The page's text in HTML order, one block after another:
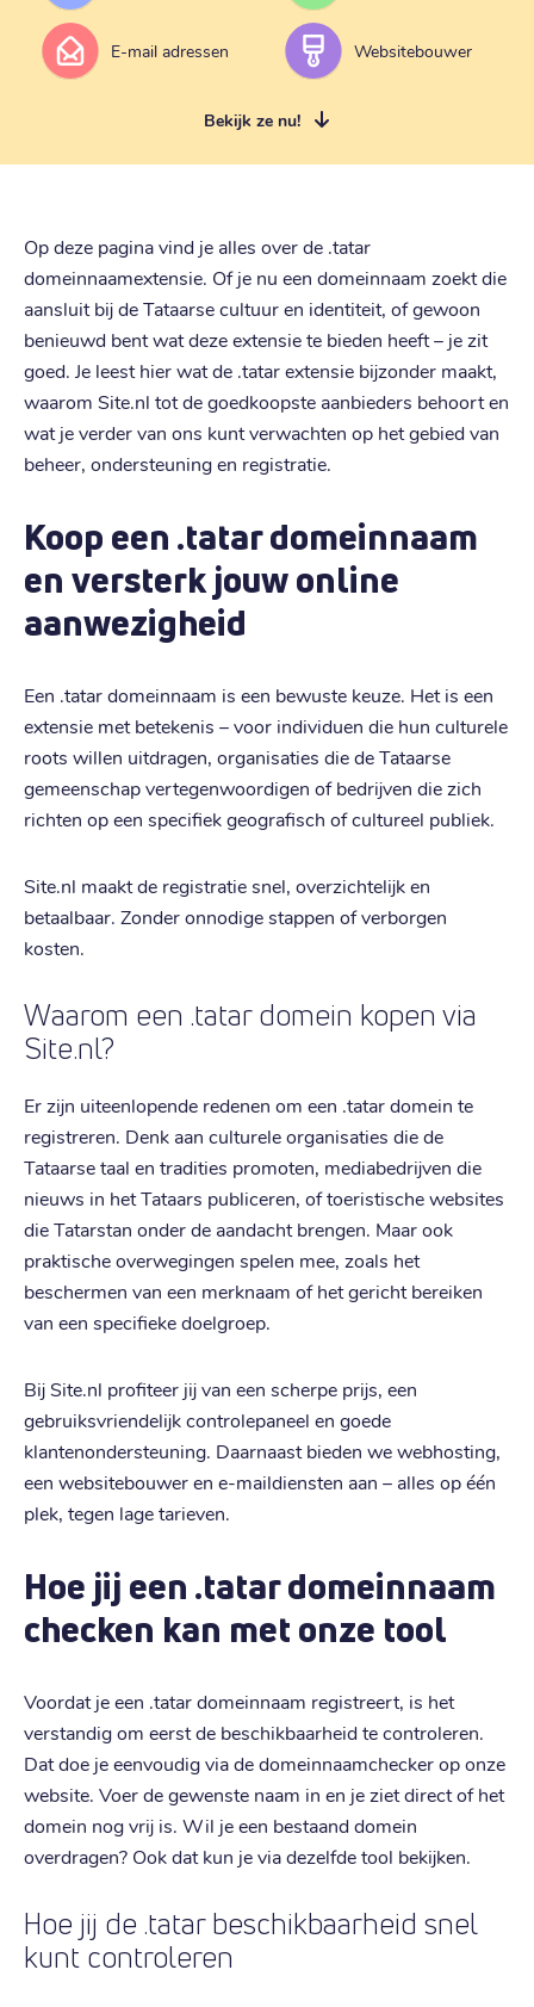
E-mail adressen Websitebouwer
Bekijk ze nu!
Op deze pagina vind je alles over de .tatar
domeinnaamextensie. Of je nu een domeinnaam zoekt die
aansluit bij de Tataarse cultuur en identiteit, of gewoon
benieuwd bent wat deze extensie te bieden heeft – je zit
goed. Je leest hier wat de .tatar extensie bijzonder maakt,
waarom Site.nl tot de goedkoopste aanbieders behoort en
wat je verder van ons kunt verwachten op het gebied van
beheer, ondersteuning en registratie.
Koop een .tatar domeinnaam
en versterk jouw online
aanwezigheid
Een .tatar domeinnaam is een bewuste keuze. Het is een
extensie met betekenis – voor individuen die hun culturele
roots willen uitdragen, organisaties die de Tataarse
gemeenschap vertegenwoordigen of bedrijven die zich
richten op een specifiek geografisch of cultureel publiek.
Site.nl maakt de registratie snel, overzichtelijk en
betaalbaar. Zonder onnodige stappen of verborgen
kosten.
Waarom een .tatar domein kopen via
Site.nl?
Er zijn uiteenlopende redenen om een .tatar domein te
registreren. Denk aan culturele organisaties die de
Tataarse taal en tradities promoten, mediabedrijven die
nieuws in het Tataars publiceren, of toeristische websites
die Tatarstan onder de aandacht brengen. Maar ook
praktische overwegingen spelen mee, zoals het
beschermen van een merknaam of het gericht bereiken
van een specifieke doelgroep.
Bij Site.nl profiteer jij van een scherpe prijs, een
gebruiksvriendelijk controlepaneel en goede
klantenondersteuning. Daarnaast bieden we webhosting,
een websitebouwer en e-maildiensten aan – alles op één
plek, tegen lage tarieven.
Hoe jij een .tatar domeinnaam
checken kan met onze tool
Voordat je een .tatar domeinnaam registreert, is het
verstandig om eerst de beschikbaarheid te controleren.
Dat doe je eenvoudig via de domeinnaamchecker op onze
website. Voer de gewenste naam in en je ziet direct of het
domein nog vrij is. Wil je een bestaand domein
overdragen? Ook dat kun je via dezelfde tool bekijken.
Hoe jij de .tatar beschikbaarheid snel
kunt controleren